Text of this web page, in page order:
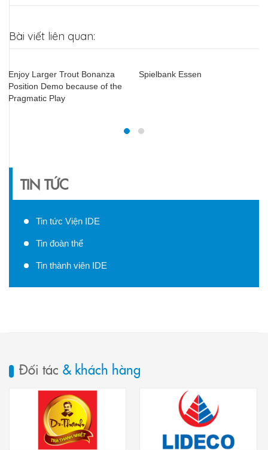
Bài viết liên quan:
Enjoy Larger Trout Bonanza
Position Demo because of the
Pragmatic Play
Spielbank Essen
TIN TỨC
Tin tức Viện IDE
Tin đoàn thể
Tin thành viên IDE
Đối tác & khách hàng